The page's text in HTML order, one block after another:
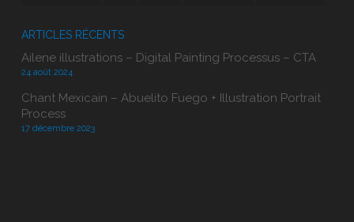
ARTICLES RÉCENTS
Ailene illustrations – Digital Painting Processus – CTA
24 août 2024
Chant Mexicain – Abuelito Fuego + Illustration Portrait
Process
17 décembre 2023